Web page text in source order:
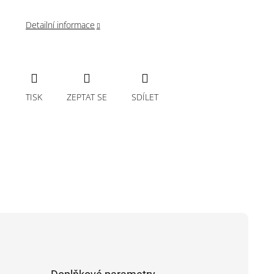
Detailní informace
TISK ZEPTAT SE SDÍLET